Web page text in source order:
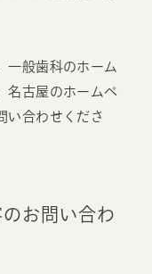
一般歯科のホーム
名古屋のホームペ
い合わせくださ
お問い合わ